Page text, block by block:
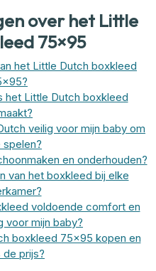
over het Little
75×95
het Little Dutch boxkleed
het Little Dutch boxkleed
veilig voor mijn baby om
en onderhouden?
van het boxkleed bij elke
voldoende comfort en
voor mijn baby?
boxkleed 75×95 kopen en
de prijs?